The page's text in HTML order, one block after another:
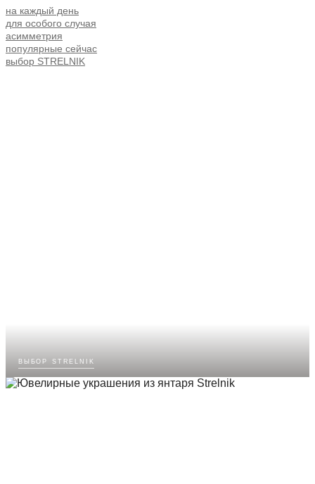
на каждый день
для особого случая
асимметрия
популярные сейчас
выбор STRELNIK
выбор strelnik